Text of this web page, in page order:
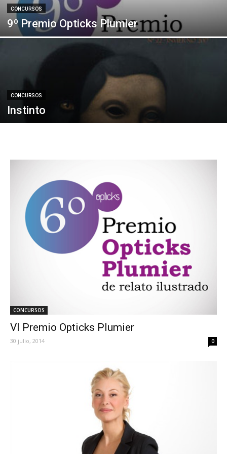
CONCURSOS
9º Premio Opticks Plumier
CONCURSOS
Instinto
CONCURSOS
VI Premio Opticks Plumier
30 julio, 2014 0